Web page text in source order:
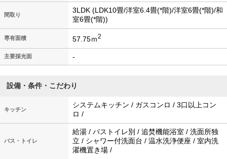
間取り
3LDK (LDK10畳/洋室6.4畳(*階)/洋室6畳(*階)/和
室6畳(*階))
専有面積 57.75ｍ2
主要採光面 -
設備・条件・こだわり
キッチン
システムキッチン / ガスコンロ / 3口以上コン
ロ /
バス・トイレ
給湯 / バストイレ別 / 追焚機能浴室 / 洗面所独
立 / シャワー付洗面台 / 温水洗浄便座 / 室内洗
濯機置き場 /